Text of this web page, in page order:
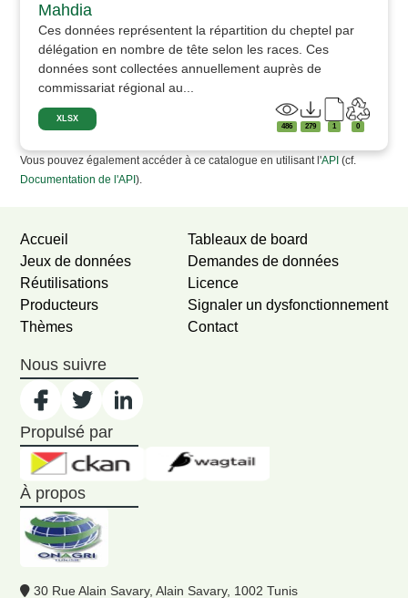
Mahdia
Ces données représentent la répartition du cheptel par
délégation en nombre de tête selon les races. Ces
données sont collectées annuellement auprès de
commissariat régional au...
XLSX
486 279 1 0
Vous pouvez également accéder à ce catalogue en utilisant l'API (cf.
Documentation de l'API).
Accueil
Jeux de données
Réutilisations
Producteurs
Thèmes
Tableaux de board
Demandes de données
Licence
Signaler un dysfonctionnement
Contact
Nous suivre
Propulsé par
À propos
30 Rue Alain Savary, Alain Savary, 1002 Tunis